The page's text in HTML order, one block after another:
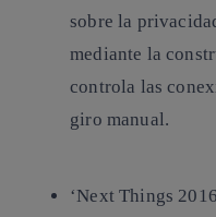
sobre la
mediante la
controla las
giro manual.
‘Next Things